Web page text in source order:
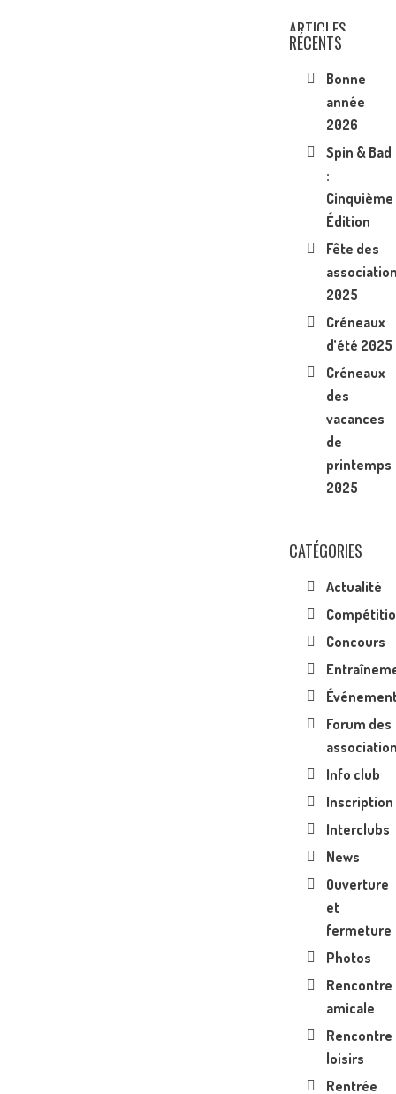
ARTICLES
RÉCENTS
Bonne
année
2026
Spin & Bad
:
Cinquième
Édition
Fête des
2025
Créneaux
d’été 2025
Créneaux
des
vacances
de
printemps
2025
CATÉGORIES
Actualité
Concours
Forum des
Info club
Inscription
Interclubs
News
Ouverture
et
fermeture
Photos
Rencontre
amicale
Rencontre
loisirs
Rentrée